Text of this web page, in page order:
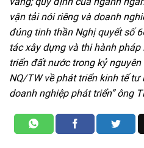
vận tải nói riêng và doanh
đúng tinh thần Nghị quyết số
tác xây dựng và thi hành
triển đất nước trong kỷ
NQ/TW về phát triển kinh tế
doanh nghiệp phát triển” ông